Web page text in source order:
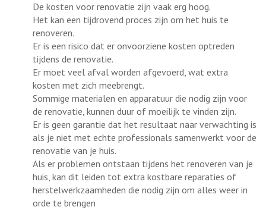
De kosten voor renovatie zijn vaak erg hoog.
Het kan een tijdrovend proces zijn om het huis te
renoveren.
Er is een risico dat er onvoorziene kosten optreden
tijdens de renovatie.
Er moet veel afval worden afgevoerd, wat extra
kosten met zich meebrengt.
Sommige materialen en apparatuur die nodig zijn voor
de renovatie, kunnen duur of moeilijk te vinden zijn.
Er is geen garantie dat het resultaat naar verwachting is
als je niet met echte professionals samenwerkt voor de
renovatie van je huis.
Als er problemen ontstaan tijdens het renoveren van je
huis, kan dit leiden tot extra kostbare reparaties of
herstelwerkzaamheden die nodig zijn om alles weer in
orde te brengen